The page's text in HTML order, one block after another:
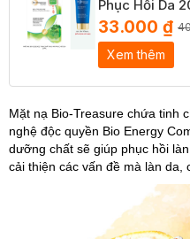
Phục Hồi Da
33.000 ₫
Xem thêm
Mặt nạ Bio-Treasure chứa tinh
nghệ độc quyền Bio Energy
dưỡng chất sẽ giúp phục hồi
cải thiện các vấn đề mà làn da,